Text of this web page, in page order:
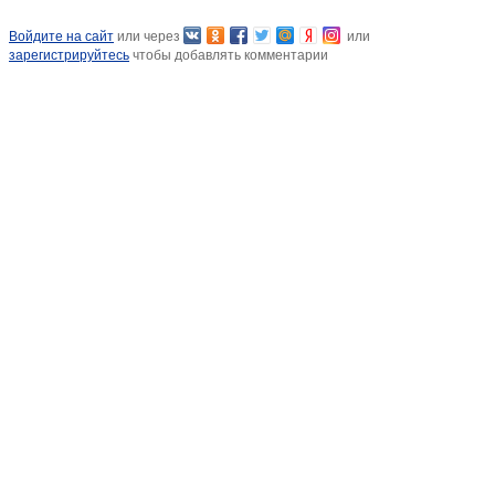
Войдите на сайт или через
или
зарегистрируйтесь чтобы добавлять комментарии